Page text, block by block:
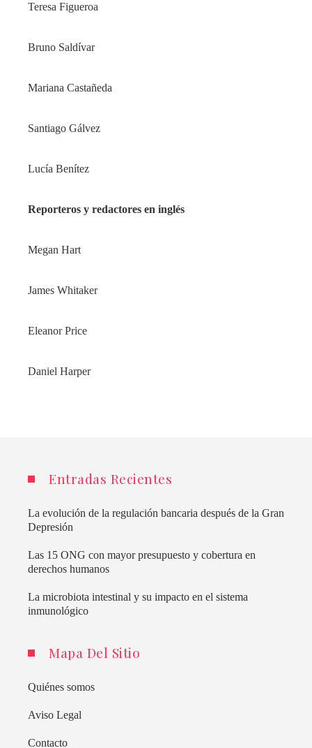
Teresa Figueroa
Bruno Saldívar
Mariana Castañeda
Santiago Gálvez
Lucía Benítez
Reporteros y redactores en inglés
Megan Hart
James Whitaker
Eleanor Price
Daniel Harper
Entradas Recientes
La evolución de la regulación bancaria después de la Gran
Depresión
Las 15 ONG con mayor presupuesto y cobertura en
derechos humanos
La microbiota intestinal y su impacto en el sistema
inmunológico
Mapa Del Sitio
Quiénes somos
Aviso Legal
Contacto